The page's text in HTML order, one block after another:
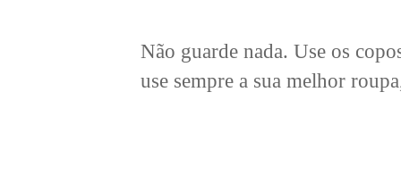
Não guarde nada. Use os
use sempre a sua melhor